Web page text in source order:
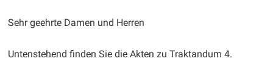
Sehr geehrte Damen und Herren
Untenstehend finden Sie die Akten zu Traktandum 4.